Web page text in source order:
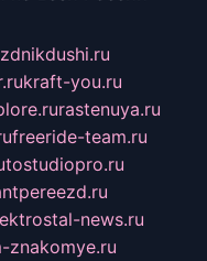
kraft-you.ru
rastenuya.ru
freeride-team.ru
news.ru
znakomye.ru